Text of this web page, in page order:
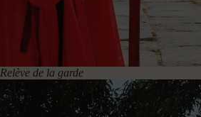
Relève de la garde